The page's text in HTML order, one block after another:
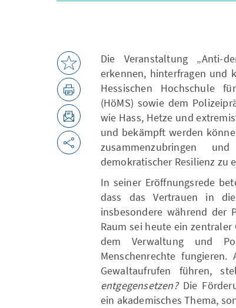
Die Veranstaltung „Anti-
erkennen, hinterfragen und
Hessischen Hochschule
(HöMS) sowie dem
wie Hass, Hetze und
und bekämpft werden
zusammenzubringen
demokratischer Resilienz zu
In seiner Eröffnungsrede
dass das Vertrauen in
insbesondere während der
Raum sei heute ein
dem Verwaltung und
Menschenrechte
Gewaltaufrufen führen,
entgegensetzen?Die
ein akademisches Thema,